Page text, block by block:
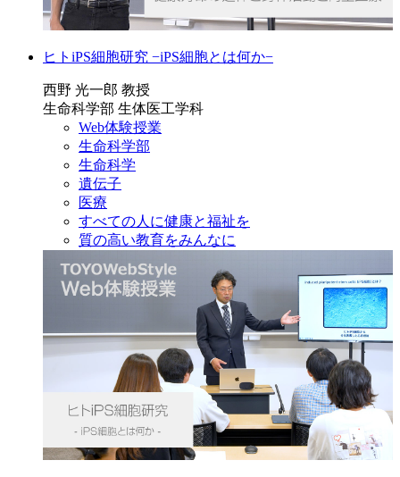
ヒトiPS細胞研究 −iPS細胞とは何か−
西野 光一郎 教授
生命科学部 生体医工学科
Web体験授業
生命科学部
生命科学
遺伝子
医療
すべての人に健康と福祉を
質の高い教育をみんなに